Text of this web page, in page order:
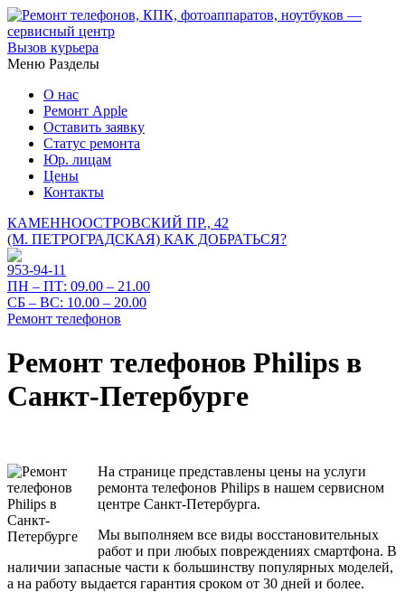
Вызов курьера
Меню Разделы
О нас
Ремонт Apple
Оставить заявку
Статус ремонта
Юр. лицам
Цены
Контакты
КАМЕННООСТРОВСКИЙ ПР., 42
(М. ПЕТРОГРАДСКАЯ) КАК ДОБРАТЬСЯ?
953-94-11
ПН – ПТ: 09.00 – 21.00
СБ – ВС: 10.00 – 20.00
Ремонт телефонов
Ремонт телефонов Philips в
Санкт-Петербурге
На странице представлены цены на услуги
ремонта телефонов Philips в нашем сервисном
центре Санкт-Петербурга.
Мы выполняем все виды восстановительных
работ и при любых повреждениях смартфона. В
наличии запасные части к большинству популярных моделей,
а на работу выдается гарантия сроком от 30 дней и более.